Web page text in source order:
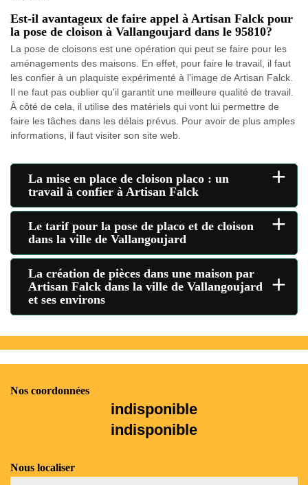
Est-il avantageux de faire appel à Artisan Falck pour
la pose de cloison à Vallangoujard dans le 95810?
La pose de cloisons est une opération qui peut se faire pour les
aménagements des maisons. En effet, pour faire le travail, il faut
les confier à un plaquiste expérimenté à l'image de Artisan Falck.
Il ne faut pas oublier qu'il garantit une meilleure qualité de travail.
À côté de cela, il utilise des matériels qui vont lui permettre de
faire les tâches dans les délais prévus. Pour avoir de plus amples
informations, il faut visiter son site web.
La mise en place de cloison placo : un
travail à confier à Artisan Falck
+
Le tarif pour la pose de placo et de cloison
dans la ville de Vallangoujard
+
La création de pièces dans une maison par
Artisan Falck dans la ville de Vallangoujard
et ses environs
+
Nos coordonnées
indisponible
indisponible
Nous localiser